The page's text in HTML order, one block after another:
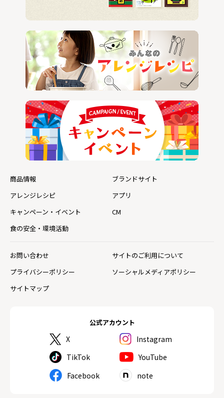
公式アカウント
X
Instagram
TikTok
YouTube
Facebook
note
商品情報
ブランドサイト
アレンジレシピ
アプリ
キャンペーン・イベント
CM
食の安全・環境活動
お問い合わせ
サイトのご利用について
プライバシーポリシー
ソーシャルメディアポリシー
サイトマップ